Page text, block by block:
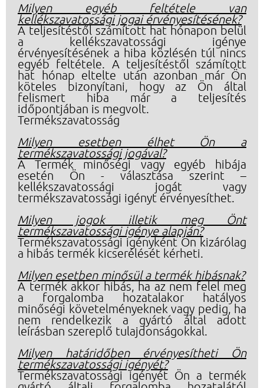
Milyen egyéb feltétele van
kellékszavatossági jogai érvényesítésének?
A teljesítéstől számított hat hónapon belül
a kellékszavatossági igénye
érvényesítésének a hiba közlésén túl nincs
egyéb feltétele. A teljesítéstől számított
hat hónap eltelte után azonban már Ön
köteles bizonyítani, hogy az Ön által
felismert hiba már a teljesítés
időpontjában is megvolt.
Termékszavatosság
Milyen esetben élhet Ön a
termékszavatossági jogával?
A Termék minőségi vagy egyéb hibája
esetén Ön - választása szerint –
kellékszavatossági jogát vagy
termékszavatossági igényt érvényesíthet.
Milyen jogok illetik meg Önt
termékszavatossági igénye alapján?
Termékszavatossági igényként Ön kizárólag
a hibás termék kicserélését kérheti.
Milyen esetben minősül a termék hibásnak?
A termék akkor hibás, ha az nem felel meg
a forgalomba hozatalakor hatályos
minőségi követelményeknek vagy pedig, ha
nem rendelkezik a gyártó által adott
leírásban szereplő tulajdonságokkal.
Milyen határidőben érvényesítheti Ön
termékszavatossági igényét?
Termékszavatossági igényét Ön a termék